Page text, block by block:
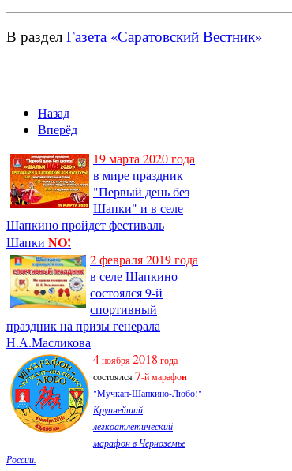
В раздел Газета «Саратовский Вестник»
Назад
Вперёд
19 марта 2020 года
в мире праздник
"Первый день без
Шапки" и в селе
Шапкино пройдет фестиваль
Шапки NO!
2 февраля 2019 года
в селе Шапкино
состоялся 9-й
спортивный
праздник на призы генерала
Н.А.Масликова
4ноября2018 года
состоялся7-й марафон
"Мучкап-Шапкино-Любо!"
Крупнейший
легкоатлетический
марафон в Черноземье
России.